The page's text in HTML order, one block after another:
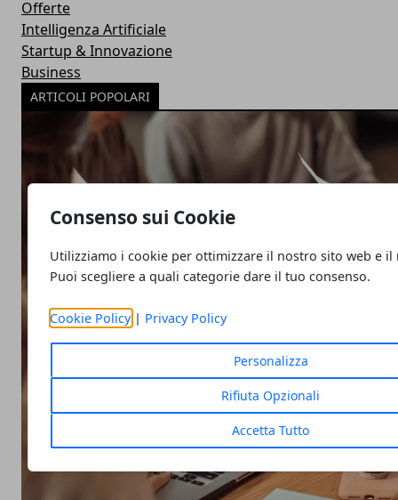
Consenso sui Cookie
Utilizziamo i cookie per ottimizzare il nostro sito web e il
Puoi scegliere a quali categorie dare il tuo consenso.
Cookie Policy| Privacy Policy
Personalizza
Rifiuta Opzionali
Accetta Tutto
Offerte
Intelligenza Artificiale
Startup & Innovazione
Business
ARTICOLI POPOLARI